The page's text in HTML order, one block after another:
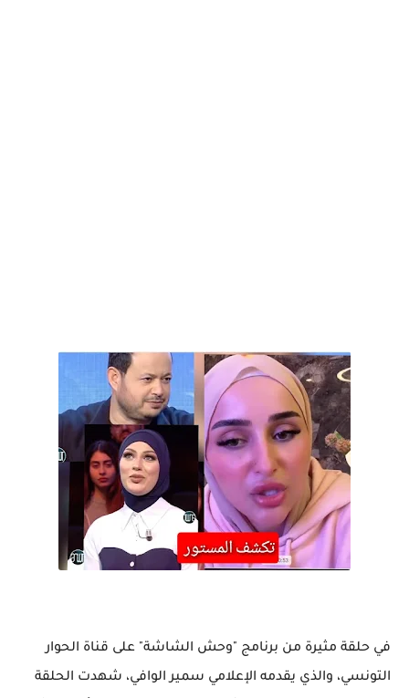
في حلقة مثيرة من برنامج "وحش الشاشة" على قناة الحوار
التونسي، والذي يقدمه الإعلامي سمير الوافي، شهدت الحلقة